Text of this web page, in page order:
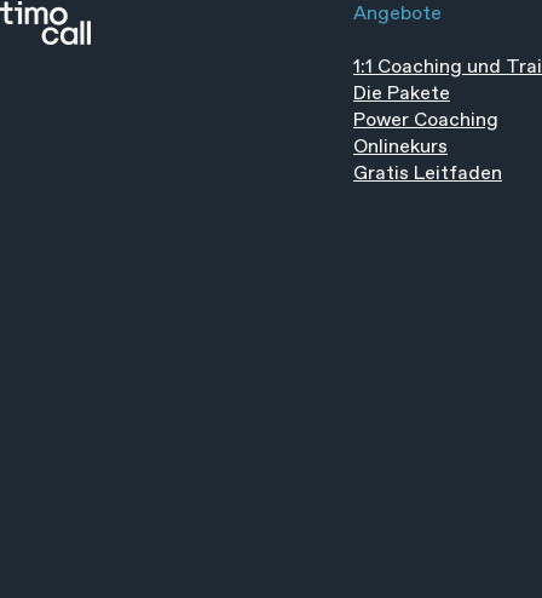
Angebote
1:1 Coaching und
Die Pakete
Power Coaching
Onlinekurs
Gratis Leitfaden